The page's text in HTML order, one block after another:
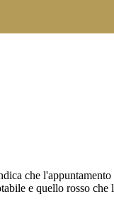
che
e quello rosso che